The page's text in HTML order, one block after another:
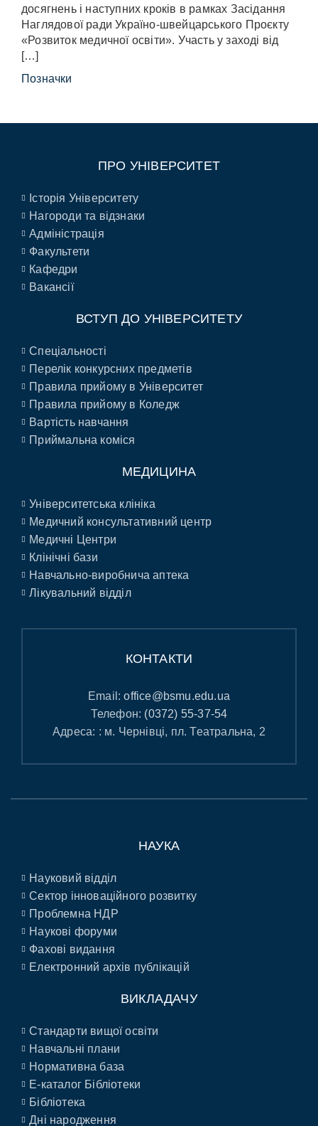
досягнень і наступних кроків в рамках Засідання
Наглядової ради Україно-швейцарського Проєкту
«Розвиток медичної освіти». Участь у заході від
[…]
Позначки
ПРО УНІВЕРСИТЕТ
Історія Університету
Нагороди та відзнаки
Адміністрація
Факультети
Кафедри
Вакансії
ВСТУП ДО УНІВЕРСИТЕТУ
Спеціальності
Перелік конкурсних предметів
Правила прийому в Університет
Правила прийому в Коледж
Вартість навчання
Приймальна коміся
МЕДИЦИНА
Університетська клініка
Медичний консультативний центр
Медичні Центри
Клінічні бази
Навчально-виробнича аптека
Лікувальний відділ
КОНТАКТИ
Email:office@bsmu.edu.ua
Телефон: (0372) 55-37-54
Адреса: : м. Чернівці, пл. Театральна, 2
НАУКА
Науковий відділ
Сектор інноваційного розвитку
Проблемна НДР
Наукові форуми
Фахові видання
Електронний архів публікацій
ВИКЛАДАЧУ
Стандарти вищої освіти
Навчальні плани
Нормативна база
E-каталог Бібліотеки
Бібліотека
Дні народження